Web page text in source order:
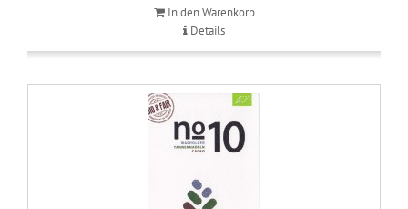
In den Warenkorb
Details